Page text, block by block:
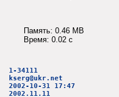
Память: 0.46 MB
Время: 0.02 c
1-34111
kserg@ukr.net
2002-10-31 17:47
2002.11.11